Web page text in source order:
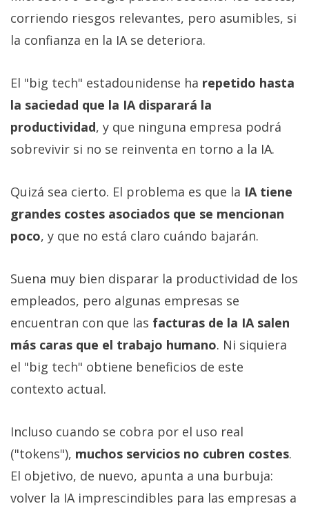
corriendo riesgos relevantes, pero asumibles, si
la confianza en la IA se deteriora.
El "big tech" estadounidense ha repetido hasta
la saciedad que la IA disparará la
productividad, y que ninguna empresa podrá
sobrevivir si no se reinventa en torno a la IA.
Quizá sea cierto. El problema es que la IA tiene
grandes costes asociados que se mencionan
poco, y que no está claro cuándo bajarán.
Suena muy bien disparar la productividad de los
empleados, pero algunas empresas se
encuentran con que las facturas de la IA salen
más caras que el trabajo humano. Ni siquiera
el "big tech" obtiene beneficios de este
contexto actual.
Incluso cuando se cobra por el uso real
("tokens"), muchos servicios no cubren costes.
El objetivo, de nuevo, apunta a una burbuja:
volver la IA imprescindibles para las empresas a